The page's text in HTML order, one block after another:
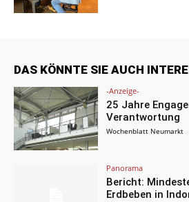
DAS KÖNNTE SIE AUCH
-Anzeige-
25 Jahre
Verantwortung
Wochenblatt Neumarkt -
Panorama
Bericht:
Erdbeben in